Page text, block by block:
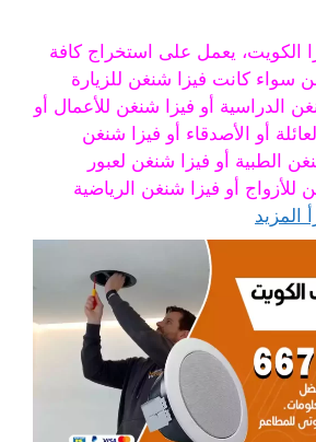
الكويت، يعمل على استخراج كافة
سواء كانت فيزا شنغن للزيارة
الدراسية أو فيزا شنغن للأعمال أو
أو الأصدقاء أو فيزا شنغن
الطبية أو فيزا شنغن لعبور
للأزواج أو فيزا شنغن الرياضية
المزيد